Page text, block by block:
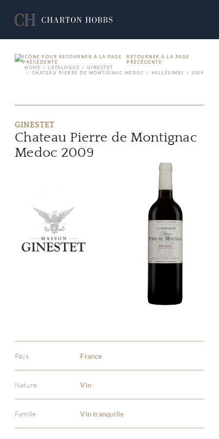
RETOURNER À LA PAGE
PRÉCÉDENTE
HOME
CATALOGUE
GINESTET
CHATEAU PIERRE DE MONTIGNAC MEDOC
MILLÉSIMES 2009
GINESTET
Chateau Pierre de Montignac
Medoc 2009
Pays France
Nature Vin
Famille Vin tranquille